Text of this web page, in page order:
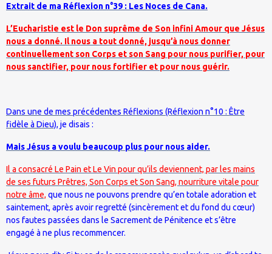
Extrait de ma Réflexion n°39 : Les Noces de Cana.
L’Eucharistie est le Don suprême de Son infini Amour que Jésus
nous a donné. Il nous a tout donné, jusqu’à nous donner
continuellement son Corps et son Sang pour nous purifier, pour
nous sanctifier, pour nous fortifier et pour nous guérir.
Dans une de mes précédentes Réflexions (Réflexion n°10 : Être
fidèle à Dieu), je disais :
Mais Jésus a voulu beaucoup plus pour nous aider.
Il a consacré Le Pain et Le Vin pour qu’ils deviennent, par les mains
de ses futurs Prêtres, Son Corps et Son Sang, nourriture vitale pour
notre âme, que nous ne pouvons prendre qu’en totale adoration et
saintement, après avoir regretté (sincèrement et du fond du cœur)
nos fautes passées dans le Sacrement de Pénitence et s’être
engagé à ne plus recommencer.